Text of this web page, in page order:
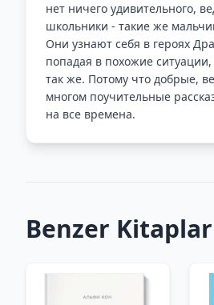
нет ничего удивительного,
школьники - такие же
Они узнают себя в героях
попадая в похожие ситуации,
так же. Потому что добрые,
многом поучительные
на все времена.
Benzer Kitaplar